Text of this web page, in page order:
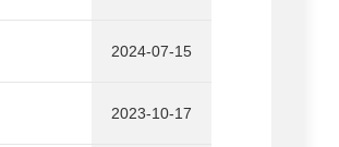
2024-07-15
2023-10-17